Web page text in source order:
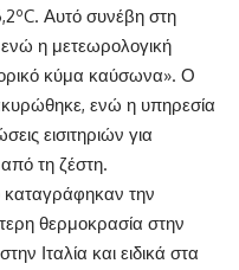
Αυτό συνέβη στη
ενώ η μετεωρολογική
κύμα καύσωνα». Ο
ενώ η υπηρεσία
εισιτηριών για
τη ζέστη.
καταγράφηκαν την
θερμοκρασία στην
Ιταλία και ειδικά στα